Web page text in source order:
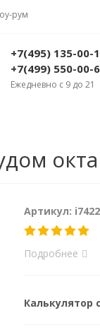
рум
+7(495) 135-00-
+7(499) 550-00-
Ежедневно с 9 до 21
Артикул: i7422
Подробнее
Калькулятор